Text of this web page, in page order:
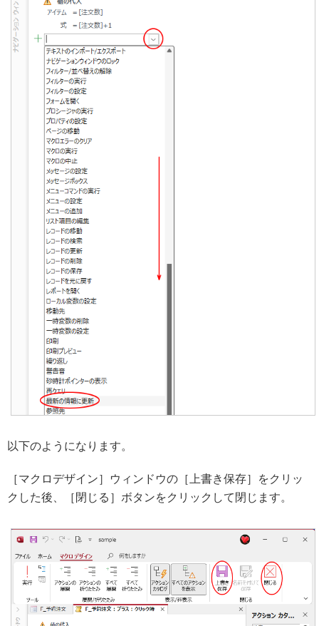
以下のようになります。
［マクロデザイン］ウィンドウの［上書き保存］をクリッ
クした後、［閉じる］ボタンをクリックして閉じます。